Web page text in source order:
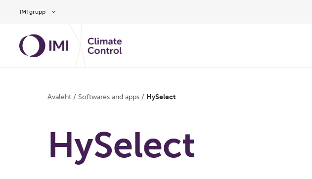
IMI grupp
Avaleht / Softwares and apps / HySelect
HySelect